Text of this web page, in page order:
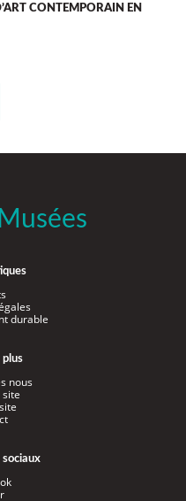
CONTEMPORAIN EN
durable
plus
nous
site
sociaux